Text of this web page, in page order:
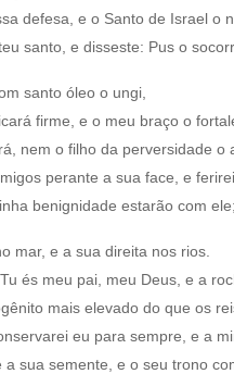
defesa, e o Santo de Israel o
santo, e disseste: Pus o
santo óleo o ungi,
firme, e o meu braço o
nem o filho da perversidade o
perante a sua face, e
benignidade estarão com
mar, e a sua direita nos rios.
és meu pai, meu Deus, e a
mais elevado do que os
eu para sempre, e a
sua semente, e o seu trono